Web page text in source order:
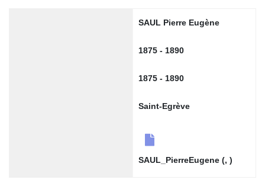
SAUL Pierre Eugène
1875 - 1890
1875 - 1890
Saint-Egrève
SAUL_PierreEugene (, )